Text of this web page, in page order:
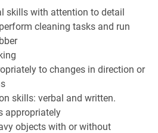
skills with attention to detail
cleaning tasks and run
to changes in direction or
skills: verbal and written.
appropriately
objects with or without